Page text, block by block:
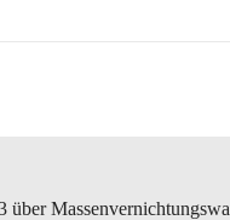
über